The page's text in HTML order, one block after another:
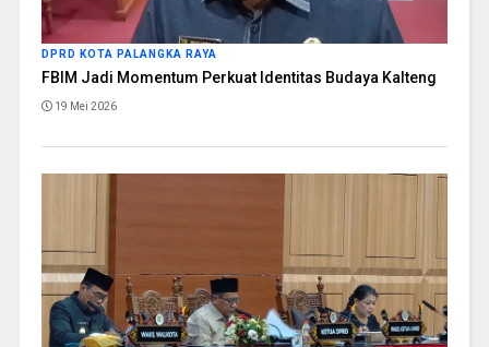
DPRD KOTA PALANGKA RAYA
FBIM Jadi Momentum Perkuat Identitas Budaya Kalteng
19 Mei 2026